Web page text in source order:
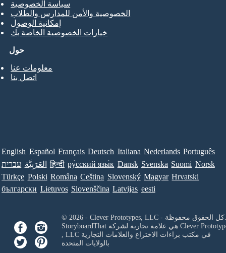
حول
معلومات عنا
اتصل بنا
سياسة الخصوصية
الخصوصية والأمن للمدارس والطلاب
إمكانية الوصول
خيارات الخصوصية الخاصة بك
English Español Français Deutsch Italiana Nederlands Português
עברית العَرَبِيَّة हिन्दी ру́сский язы́к Dansk Svenska Suomi Norsk
Türkçe Polski Româna Ceština Slovenský Magyar Hrvatski
български Lietuvos Slovenščina Latvijas eesti
© 2026 - Clever Prototypes, LLC - كل الحقوق محفوظة.
StoryboardThat هي علامة تجارية لشركة Clever
, LLCفي مكتب براءات الاختراع والعلامات التجارية
بالولايات المتحدة